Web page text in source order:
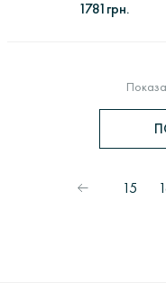
1781грн.
15